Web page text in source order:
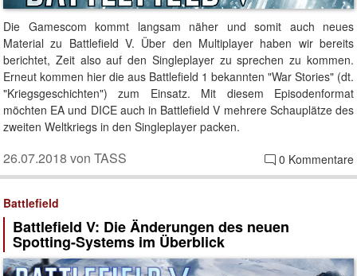
Die Gamescom kommt langsam näher und somit auch neues
Material zu Battlefield V. Über den Multiplayer haben wir bereits
berichtet, Zeit also auf den Singleplayer zu sprechen zu kommen.
Erneut kommen hier die aus Battlefield 1 bekannten "War Stories" (dt.
"Kriegsgeschichten") zum Einsatz. Mit diesem Episodenformat
möchten EA und DICE auch in Battlefield V mehrere Schauplätze des
zweiten Weltkriegs in den Singleplayer packen.
0 Kommentare
26.07.2018 von TASS
Battlefield
Battlefield V: Die Änderungen des neuen
Spotting-Systems im Überblick